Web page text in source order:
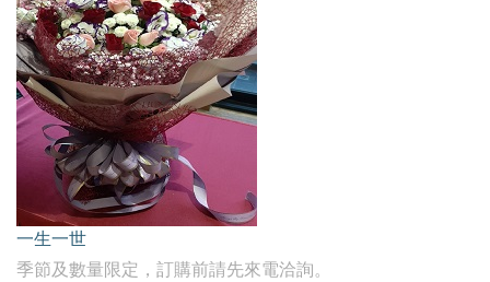
一生一世
季節及數量限定，訂購前請先來電洽詢。